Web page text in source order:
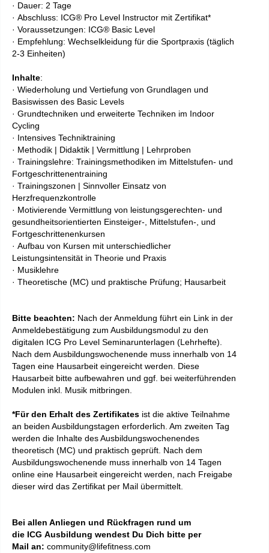
· Dauer: 2 Tage
· Abschluss: ICG® Pro Level Instructor mit Zertifikat*
· Voraussetzungen: ICG® Basic Level
· Empfehlung: Wechselkleidung für die Sportpraxis (täglich
2-3 Einheiten)
Inhalte:
· Wiederholung und Vertiefung von Grundlagen und
Basiswissen des Basic Levels
· Grundtechniken und erweiterte Techniken im Indoor
Cycling
· Intensives Techniktraining
· Methodik | Didaktik | Vermittlung | Lehrproben
· Trainingslehre: Trainingsmethodiken im Mittelstufen- und
Fortgeschrittenentraining
· Trainingszonen | Sinnvoller Einsatz von
Herzfrequenzkontrolle
· Motivierende Vermittlung von leistungsgerechten- und
gesundheitsorientierten Einsteiger-, Mittelstufen-, und
Fortgeschrittenenkursen
· Aufbau von Kursen mit unterschiedlicher
Leistungsintensität in Theorie und Praxis
· Musiklehre
· Theoretische (MC) und praktische Prüfung; Hausarbeit
Bitte beachten: Nach der Anmeldung führt ein Link in der
Anmeldebestätigung zum Ausbildungsmodul zu den
digitalen ICG Pro Level Seminarunterlagen (Lehrhefte).
Nach dem Ausbildungswochenende muss innerhalb von 14
Tagen eine Hausarbeit eingereicht werden. Diese
Hausarbeit bitte aufbewahren und ggf. bei weiterführenden
Modulen inkl. Musik mitbringen.
*Für den Erhalt des Zertifikates ist die aktive Teilnahme
an beiden Ausbildungstagen erforderlich. Am zweiten Tag
werden die Inhalte des Ausbildungswochenendes
theoretisch (MC) und praktisch geprüft. Nach dem
Ausbildungswochenende muss innerhalb von 14 Tagen
online eine Hausarbeit eingereicht werden, nach Freigabe
dieser wird das Zertifikat per Mail übermittelt.
Bei allen Anliegen und Rückfragen rund um
die ICG Ausbildung wendest Du Dich bitte per
Mail an: community@lifefitness.com